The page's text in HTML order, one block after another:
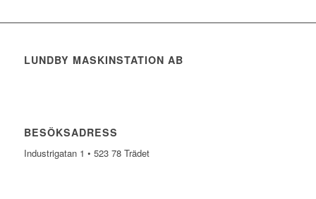
LUNDBY MASKINSTATION AB
BESÖKSADRESS
Industrigatan 1 • 523 78 Trädet